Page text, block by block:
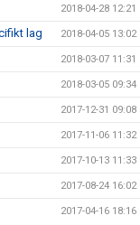
2018-04-28 12:21
lag 2018-04-05 13:02
2018-03-07 11:31
2018-03-05 09:34
2017-12-31 09:08
2017-11-06 11:32
2017-10-13 11:33
2017-08-24 16:02
2017-04-16 18:16